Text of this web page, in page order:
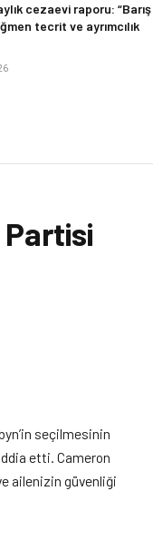
cezaevi raporu: “Barış
tecrit ve ayrımcılık
Partisi
seçilmesinin
etti. Cameron
ailenizin güvenliği